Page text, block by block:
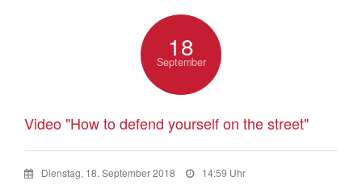
18
September
Video "How to defend yourself on the street"
Dienstag, 18. September 2018 14:59 Uhr